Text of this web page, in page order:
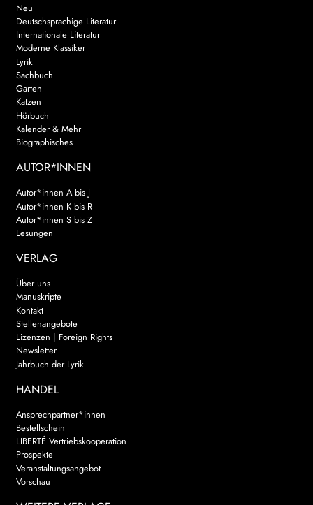
Search:
Neu
Deutschsprachige Literatur
Internationale Literatur
Moderne Klassiker
Lyrik
Sachbuch
Garten
Katzen
Hörbuch
Kalender & Mehr
Biographisches
AUTOR*INNEN
Autor*innen A bis J
Autor*innen K bis R
Autor*innen S bis Z
Lesungen
VERLAG
Über uns
Manuskripte
Kontakt
Stellenangebote
Lizenzen | Foreign Rights
Newsletter
Jahrbuch der Lyrik
HANDEL
Ansprechpartner*innen
Bestellschein
LIBERTÉ Vertriebskooperation
Prospekte
Veranstaltungsangebot
Vorschau